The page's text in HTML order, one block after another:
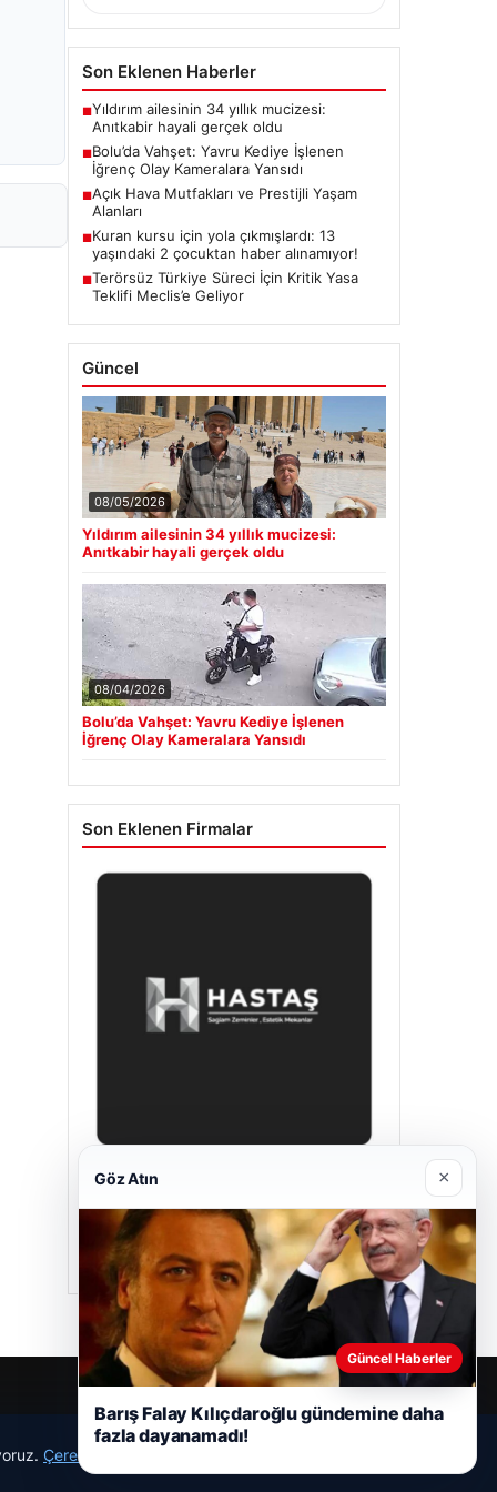
Son Eklenen Haberler
■Yıldırım ailesinin 34 yıllık mucizesi:
Anıtkabir hayali gerçek oldu
■Bolu’da Vahşet: Yavru Kediye İşlenen
İğrenç Olay Kameralara Yansıdı
■Açık Hava Mutfakları ve Prestijli Yaşam
Alanları
■Kuran kursu için yola çıkmışlardı: 13
yaşındaki 2 çocuktan haber alınamıyor!
■Terörsüz Türkiye Süreci İçin Kritik Yasa
Teklifi Meclis’e Geliyor
Güncel
08/05/2026
Yıldırım ailesinin 34 yıllık mucizesi:
Anıtkabir hayali gerçek oldu
08/04/2026
Bolu’da Vahşet: Yavru Kediye İşlenen
İğrenç Olay Kameralara Yansıdı
Son Eklenen Firmalar
Hastaş Beton
05/26/2026
Çerez Politikamız
Göz Atın ×
Güncel Haberler
Barış Falay Kılıçdaroğlu gündemine daha
fazla dayanamadı!